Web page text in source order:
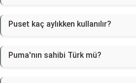
Puset kaç aylıkken kullanılır?
Puma'nın sahibi Türk mü?